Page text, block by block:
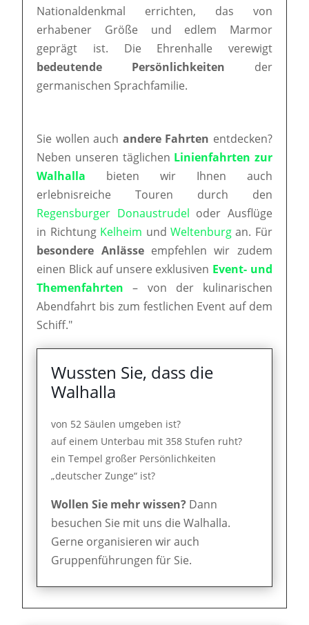
Nationaldenkmal errichten, das von
erhabener Größe und edlem Marmor
geprägt ist. Die Ehrenhalle verewigt
bedeutende Persönlichkeiten der
germanischen Sprachfamilie.
Sie wollen auch andere Fahrten entdecken?
Neben unseren täglichen Linienfahrten zur
Walhalla bieten wir Ihnen auch
erlebnisreiche Touren durch den
Regensburger Donaustrudel oder Ausflüge
in Richtung Kelheim und Weltenburgan. Für
besondere Anlässeempfehlen wir zudem
einen Blick auf unsere exklusiven Event- und
Themenfahrten – von der kulinarischen
Abendfahrt bis zum festlichen Event auf dem
Schiff."
Wussten Sie, dass die
Walhalla
von 52 Säulen umgeben ist?
auf einem Unterbau mit 358 Stufen ruht?
ein Tempel großer Persönlichkeiten
„deutscher Zunge“ ist?
Wollen Sie mehr wissen? Dann
besuchen Sie mit uns die Walhalla.
Gerne organisieren wir auch
Gruppenführungen für Sie.